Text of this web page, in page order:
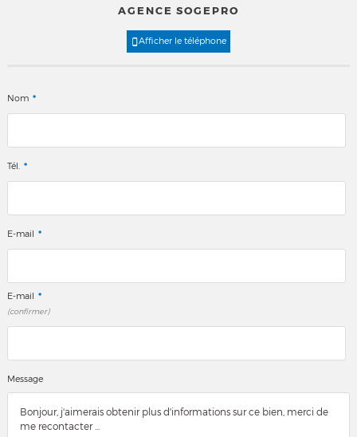
AGENCE SOGEPRO
Afficher le téléphone
Nom *
Tél. *
E-mail *
E-mail *
(confirmer)
Message